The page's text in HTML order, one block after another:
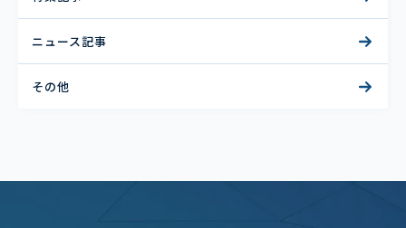
ニュース記事
その他